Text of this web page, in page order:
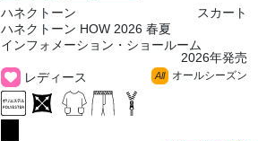
ハネクトーン
スカート
ハネクトーン HOW 2026 春夏
インフォメーション・ショールーム
2026年発売
レディース
All オールシーズン